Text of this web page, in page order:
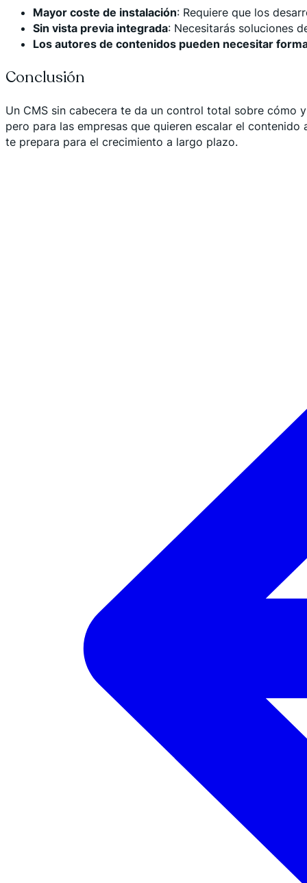
Mayor coste de instalación: Requiere que los
Sin vista previa integrada: Necesitarás soluciones
Los autores de contenidos pueden necesitar
Conclusión
Un CMS sin cabecera te da un control total sobre cómo
pero para las empresas que quieren escalar el
te prepara para el crecimiento a largo plazo.